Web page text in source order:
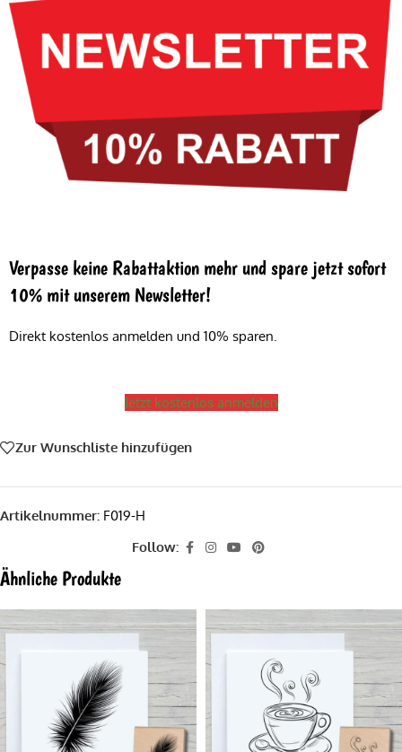
Verpasse keine Rabattaktion mehr und spare jetzt sofort
10% mit unserem Newsletter!
Direkt kostenlos anmelden und 10% sparen.
Jetzt kostenlos anmelden
Zur Wunschliste hinzufügen
Artikelnummer: F019-H
Follow:
Ähnliche Produkte